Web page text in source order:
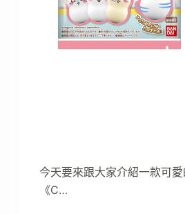
今天要來跟大家介紹一款可
《C…